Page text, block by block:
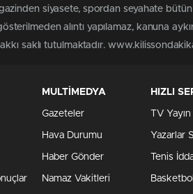
siyasete, spordan seyahate
alıntı yapılamaz, kanuna
saklı tutulmaktadır.
MULTİMEDYA
Gazeteler
Hava Durumu
Haber Gönder
Namaz Vakitleri
HIZLI
TV
Yazarlar
Tenis